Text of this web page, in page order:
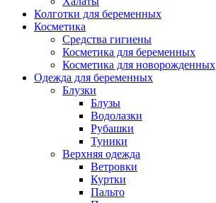
Колготки для беременных
Косметика
Cредства гигиены
Косметика для беременных
Косметика для новорожденных
Одежда для беременных
Блузки
Блузы
Водолазки
Рубашки
Туники
Верхняя одежда
Ветровки
Куртки
Пальто